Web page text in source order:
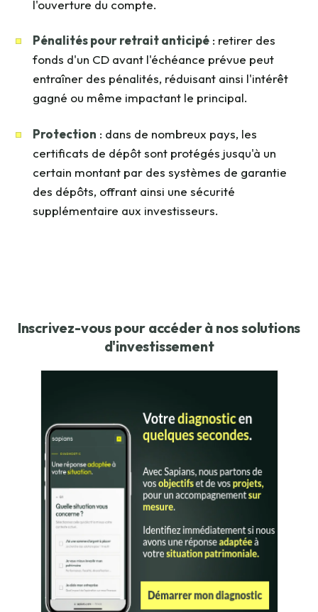
l'ouverture du compte.
Pénalités pour retrait anticipé : retirer des
fonds d'un CD avant l'échéance prévue peut
entraîner des pénalités, réduisant ainsi l'intérêt
gagné ou même impactant le principal.
Protection : dans de nombreux pays, les
certificats de dépôt sont protégés jusqu'à un
certain montant par des systèmes de garantie
des dépôts, offrant ainsi une sécurité
supplémentaire aux investisseurs.
Inscrivez-vous pour accéder à nos solutions
d'investissement